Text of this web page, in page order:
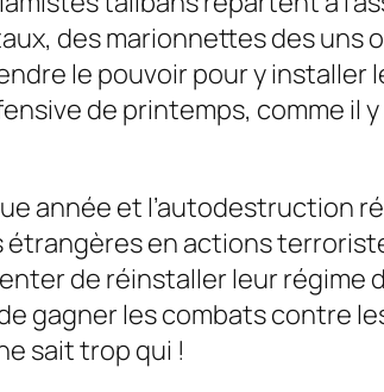
des marionnettes des uns
le pouvoir pour y installer
de printemps, comme il
année et l’autodestruction
en actions
de réinstaller leur régime
gagner les combats contre
sait trop qui !